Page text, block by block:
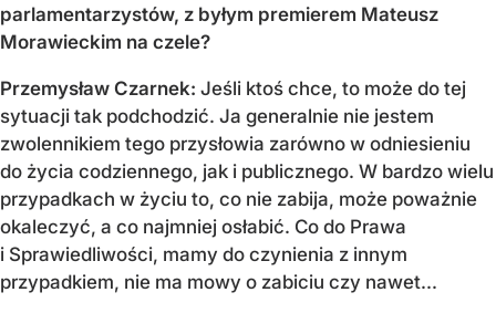
parlamentarzystów, z byłym premierem Mateusz
Morawieckim na czele?
Przemysław Czarnek: Jeśli ktoś chce, to może do tej
sytuacji tak podchodzić. Ja generalnie nie jestem
zwolennikiem tego przysłowia zarówno w odniesieniu
do życia codziennego, jak i publicznego. W bardzo wielu
przypadkach w życiu to, co nie zabija, może poważnie
okaleczyć, a co najmniej osłabić. Co do Prawa
i Sprawiedliwości, mamy do czynienia z innym
przypadkiem, nie ma mowy o zabiciu czy nawet...